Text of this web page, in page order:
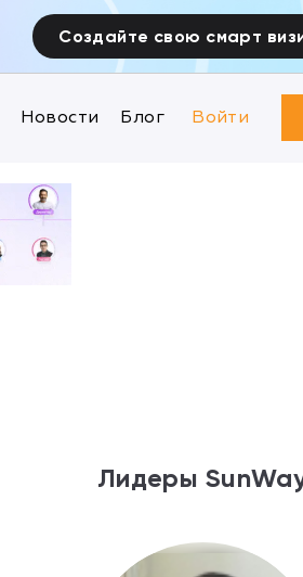
Создайте свою смарт
Новости Блог Войти
Лидеры